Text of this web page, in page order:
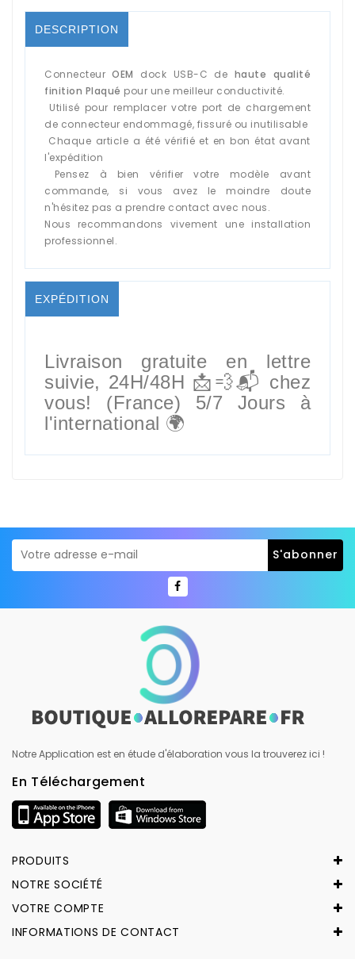
DESCRIPTION
ConnecteurOEM dock USB-C de haute qualité
finition Plaqué pour une meilleur conductivité.
Utilisé pour remplacer votre port de chargement
de connecteur endommagé, fissuré ou inutilisable
Chaque article a été vérifié et en bon état avant
l'expédition
Pensez à bien vérifier votre modèle avant
commande, si vous avez le moindre doute
n'hésitez pas a prendre contact avec nous.
Nous recommandons vivement une installation
professionnel.
EXPÉDITION
Livraison gratuite en lettre
suivie, 24H/48H 📩💨📬 chez
vous! (France) 5/7 Jours à
l'international 🌍
Notre Application est en étude d'élaboration vous la trouverez ici !
En Téléchargement
PRODUITS
NOTRE SOCIÉTÉ
VOTRE COMPTE
INFORMATIONS DE CONTACT